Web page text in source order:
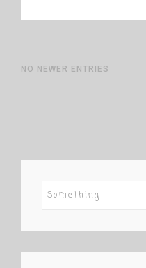
NO NEWER ENTRIES